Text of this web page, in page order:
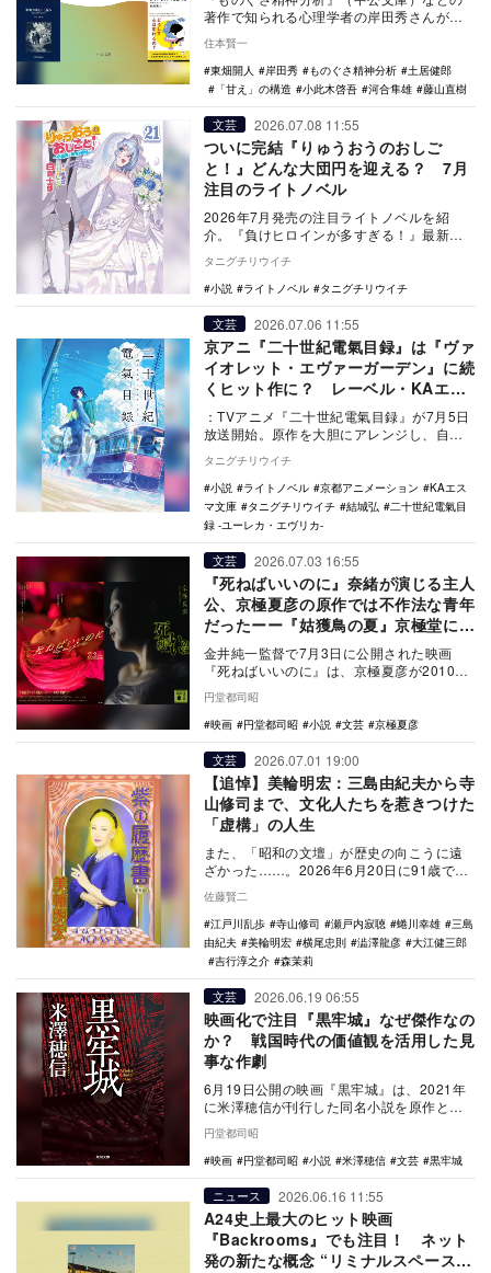
著作で知られる心理学者の岸田秀さんが、5
を読んだ…
住本賢一
東畑開人
岸田秀 ものぐさ精神分析
土居健郎
「甘え」の構造
小此木啓吾 河合隼雄 藤山直樹
文芸 2026.07.08 11:55
ついに完結『りゅうおうのおしご
と！』どんな大団円を迎える？ 7月
注目のライトノベル
2026年7月発売の注目ライトノベルを紹
介。『負けヒロインが多すぎる！』最新巻
と！』など話題作…
タニグチリウイチ
小説
ライトノベル タニグチリウイチ
文芸 2026.07.06 11:55
京アニ『二十世紀電氣目録』は『ヴァ
イオレット・エヴァーガーデン』に続
くヒット作に？ レーベル・KAエス
マ文庫の狙い
：TVアニメ『二十世紀電氣目録』が7月5日
放送開始。原作を大胆にアレンジし、自社
独自の戦…
タニグチリウイチ
小説
ライトノベル 京都アニメーション
KAエス
マ文庫
タニグチリウイチ 結城弘
二十世紀電氣目
録 -ユーレカ・エヴリカ-
文芸 2026.07.03 16:55
『死ねばいいのに』奈緒が演じる主人
公、京極夏彦の原作では不作法な青年
だったーー『姑獲鳥の夏』京極堂にも
通じる役回りとは？
金井純一監督で7月3日に公開された映画
『死ねばいいのに』は、京極夏彦が2010年
された鹿島…
円堂都司昭
映画
円堂都司昭 小説 文芸 京極夏彦
文芸 2026.07.01 19:00
【追悼】美輪明宏：三島由紀夫から寺
山修司まで、文化人たちを惹きつけた
「虚構」の人生
また、「昭和の文壇」が歴史の向こうに遠
ざかった……。2026年6月20日に91歳で逝
去した歌手・俳優の美輪明宏（1971年まで
は…
佐藤賢二
江戸川乱歩
寺山修司 瀬戸内寂聴 蜷川幸雄
三島
由紀夫
美輪明宏 横尾忠則 澁澤龍彦
大江健三郎
吉行淳之介
森茉莉
文芸 2026.06.19 06:55
映画化で注目『黒牢城』なぜ傑作なの
か？ 戦国時代の価値観を活用した見
事な作劇
6月19日公開の映画『黒牢城』は、2021年
に米澤穂信が刊行した同名小説を原作とし
第166…
円堂都司昭
映画
円堂都司昭 小説 米澤穂信 文芸 黒牢城
ニュース 2026.06.16 11:55
A24史上最大のヒット映画
『Backrooms』でも注目！ ネット
発の新たな概念 “リミナルスペース”